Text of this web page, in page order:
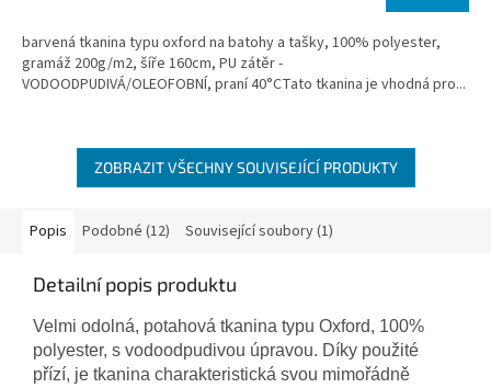
barvená tkanina typu oxford na batohy a tašky, 100% polyester,
gramáž 200g/m2, šíře 160cm, PU zátěr -
VODOODPUDIVÁ/OLEOFOBNÍ, praní 40°CTato tkanina je vhodná pro...
ZOBRAZIT VŠECHNY SOUVISEJÍCÍ PRODUKTY
Popis Podobné (12) Související soubory (1)
Detailní popis produktu
Velmi odolná, potahová tkanina typu Oxford, 100%
polyester, s vodoodpudivou úpravou. Díky použité
přízí, je tkanina charakteristická svou mimořádně